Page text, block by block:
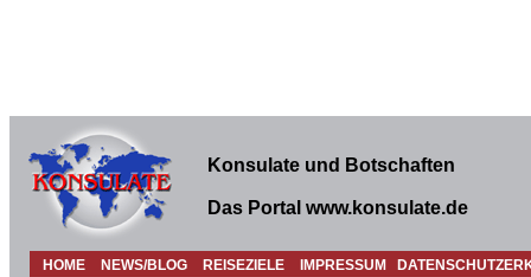
Konsulate und Botschaften
Das Portal www.konsulate.de
HOME NEWS/BLOG REISEZIELE IMPRESSUM